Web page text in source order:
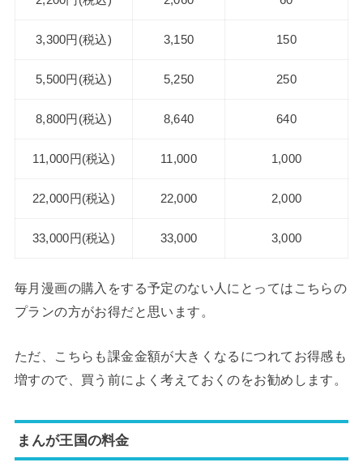
3,300円(税込) 3,150 150
5,500円(税込) 5,250 250
8,800円(税込) 8,640 640
11,000円(税込) 11,000 1,000
22,000円(税込) 22,000 2,000
33,000円(税込) 33,000 3,000
毎月漫画の購入をする予定のない人にとってはこちらの
プランの方がお得だと思います。
ただ、こちらも課金金額が大きくなるにつれてお得感も
増すので、買う前によく考えておくのをお勧めします。
まんが王国の料金